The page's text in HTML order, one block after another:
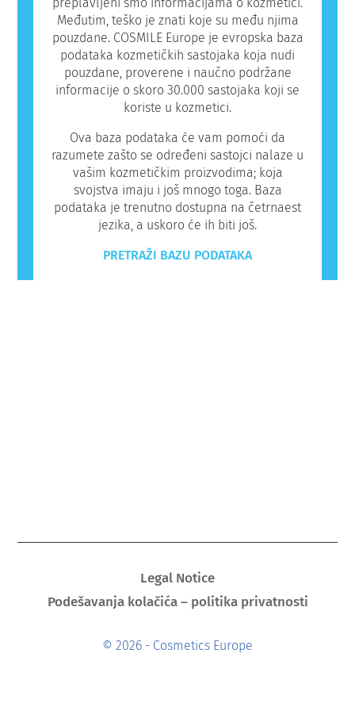
Međutim, teško je znati koje su među njima
pouzdane. COSMILE Europe je evropska baza
podataka kozmetičkih sastojaka koja nudi
pouzdane, proverene i naučno podržane
informacije o skoro 30.000 sastojaka koji se
koriste u kozmetici.
Ova baza podataka će vam pomoći da
razumete zašto se određeni sastojci nalaze u
vašim kozmetičkim proizvodima; koja
svojstva imaju i još mnogo toga. Baza
podataka je trenutno dostupna na četrnaest
jezika, a uskoro će ih biti još.
PRETRAŽI BAZU PODATAKA
Legal Notice
Podešavanja kolačića – politika privatnosti
© 2026 - Cosmetics Europe